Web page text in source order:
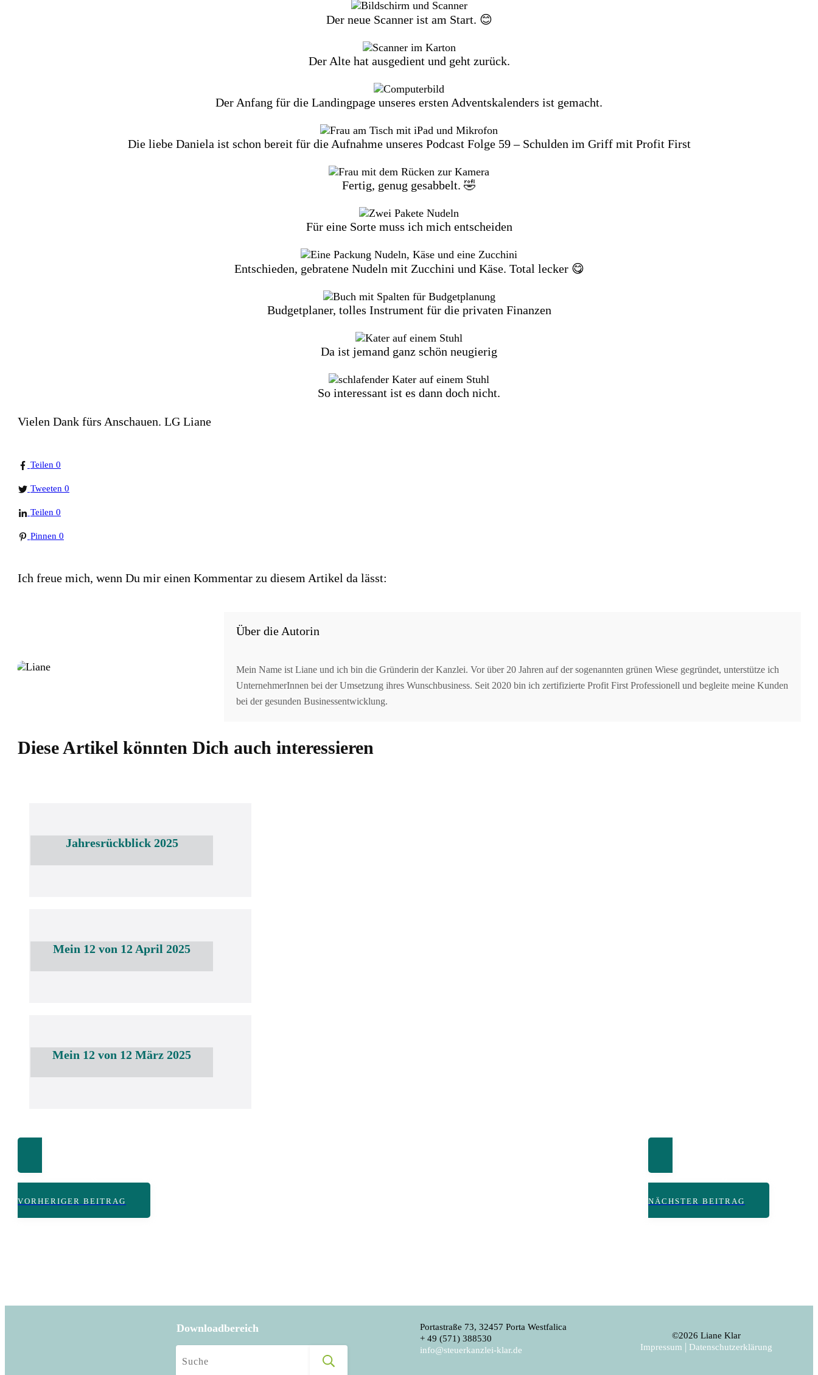
Der neue Scanner ist am Start. 😊
Der Alte hat ausgedient und geht zurück.
Der Anfang für die Landingpage unseres ersten Adventskalenders ist gemacht.
Die liebe Daniela ist schon bereit für die Aufnahme unseres Podcast Folge 59 – Schulden im Griff mit Profit First
Fertig, genug gesabbelt. 🤣
Für eine Sorte muss ich mich entscheiden
Entschieden, gebratene Nudeln mit Zucchini und Käse. Total lecker 😋
Budgetplaner, tolles Instrument für die privaten Finanzen
Da ist jemand ganz schön neugierig
So interessant ist es dann doch nicht.
Vielen Dank fürs Anschauen. LG Liane
Teilen 0
Tweeten 0
Teilen 0
Pinnen 0
Ich freue mich, wenn Du mir einen Kommentar zu diesem Artikel da lässt:
Über die Autorin
Mein Name ist Liane und ich bin die Gründerin der Kanzlei. Vor über 20 Jahren auf der sogenannten grünen Wiese gegründet, unterstütze ich
UnternehmerInnen bei der Umsetzung ihres Wunschbusiness. Seit 2020 bin ich zertifizierte Profit First Professionell und begleite meine Kunden
bei der gesunden Businessentwicklung.
Diese Artikel könnten Dich auch interessieren
Jahresrückblick 2025
Mein 12 von 12 April 2025
Mein 12 von 12 März 2025
VORHERIGER BEITRAG NÄCHSTER BEITRAG
Downloadbereich
Portastraße 73, 32457 Porta Westfalica
+ 49 (571) 388530
info@steuerkanzlei-klar.de
©2026 Liane Klar
Impressum
Datenschutzerklärung